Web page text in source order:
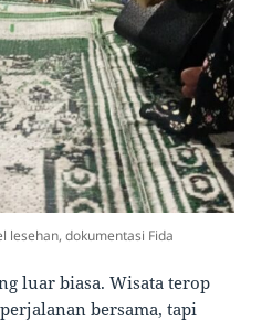
lesehan, dokumentasi Fida
luar biasa. Wisata terop
bersama, tapi